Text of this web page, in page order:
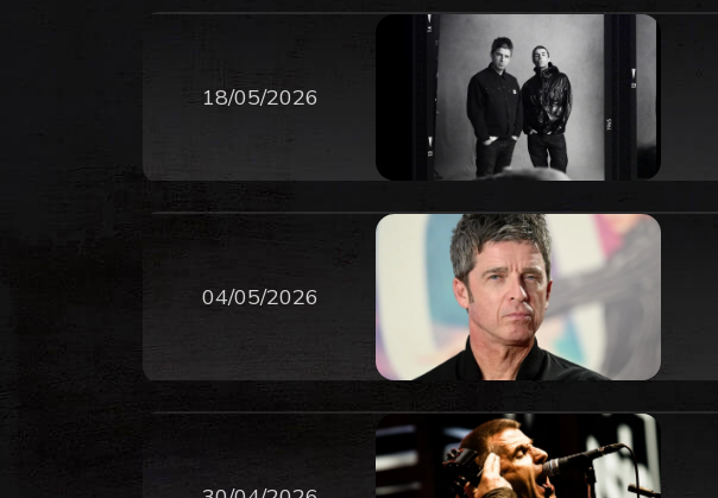
18/05/2026
04/05/2026